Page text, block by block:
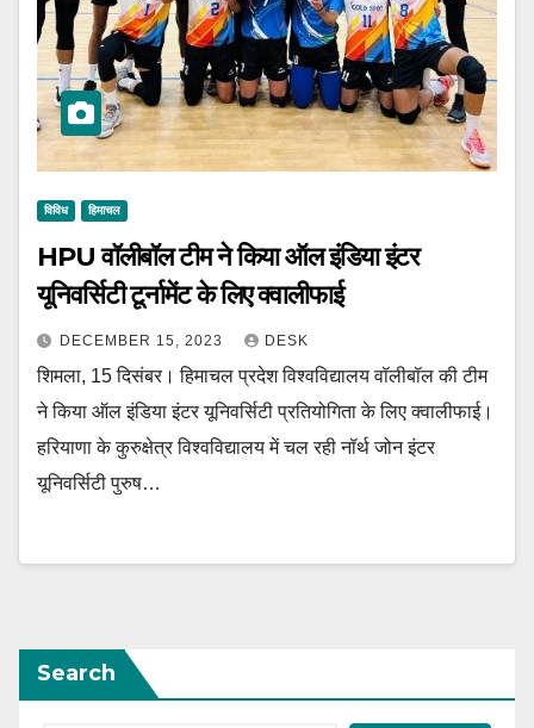
विविध हिमाचल
HPU वॉलीबॉल टीम ने किया ऑल इंडिया इंटर
यूनिवर्सिटी टूर्नामेंट के लिए क्वालीफाई
DECEMBER 15, 2023 DESK
शिमला, 15 दिसंबर। हिमाचल प्रदेश विश्वविद्यालय वॉलीबॉल की टीम
ने किया ऑल इंडिया इंटर यूनिवर्सिटी प्रतियोगिता के लिए क्वालीफाई।
हरियाणा के कुरुक्षेत्र विश्वविद्यालय में चल रही नॉर्थ जोन इंटर
यूनिवर्सिटी पुरुष…
Search